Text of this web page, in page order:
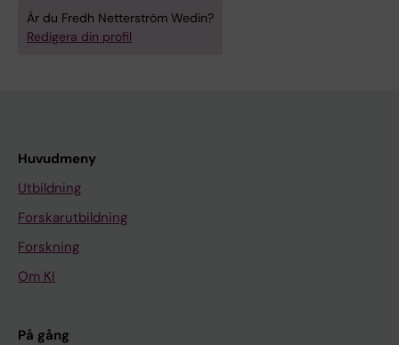
Är du Fredh Netterström Wedin?
Redigera din profil
Huvudmeny
Utbildning
Forskarutbildning
Forskning
Om KI
På gång